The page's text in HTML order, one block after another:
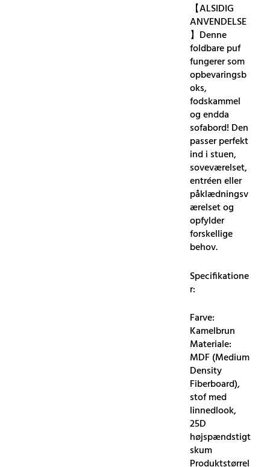
【ALSIDIG
ANVENDELSE
】Denne
foldbare puf
fungerer som
opbevaringsb
oks,
fodskammel
og endda
sofabord! Den
passer perfekt
ind i stuen,
soveværelset,
entréen eller
påklædningsv
ærelset og
opfylder
forskellige
behov.
Specifikatione
r:
Farve:
Kamelbrun
Materiale:
MDF (Medium
Density
Fiberboard),
stof med
linnedlook,
25D
højspændstigt
skum